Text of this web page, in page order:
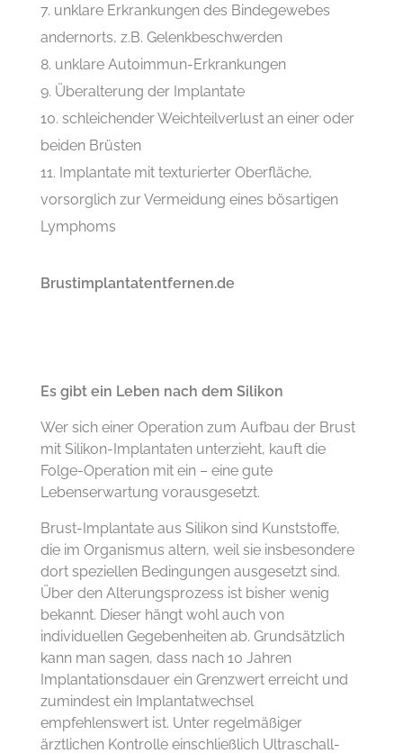
unklare Erkrankungen des Bindegewebes
andernorts, z.B. Gelenkbeschwerden
unklare Autoimmun-Erkrankungen
Überalterung der Implantate
schleichender Weichteilverlust an einer oder
beiden Brüsten
Implantate mit texturierter Oberfläche,
vorsorglich zur Vermeidung eines bösartigen
Lymphoms
Brustimplantatentfernen.de
Es gibt ein Leben nach dem Silikon
Wer sich einer Operation zum Aufbau der Brust
mit Silikon-Implantaten unterzieht, kauft die
Folge-Operation mit ein – eine gute
Lebenserwartung vorausgesetzt.
Brust-Implantate aus Silikon sind Kunststoffe,
die im Organismus altern, weil sie insbesondere
dort speziellen Bedingungen ausgesetzt sind.
Über den Alterungsprozess ist bisher wenig
bekannt. Dieser hängt wohl auch von
individuellen Gegebenheiten ab. Grundsätzlich
kann man sagen, dass nach 10 Jahren
Implantationsdauer ein Grenzwert erreicht und
zumindest ein Implantatwechsel
empfehlenswert ist. Unter regelmäßiger
ärztlichen Kontrolle einschließlich Ultraschall-